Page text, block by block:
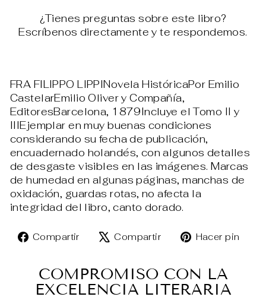
¿Tienes preguntas sobre este libro?
Escríbenos directamente y te respondemos.
FRA FILIPPO LIPPINovela HistóricaPor Emilio
CastelarEmilio Oliver y Compañía,
EditoresBarcelona, 1879Incluye el Tomo II y
IIIEjemplar en muy buenas condiciones
considerando su fecha de publicación,
encuadernado holandés, con algunos detalles
de desgaste visibles en las imágenes. Marcas
de humedad en algunas páginas, manchas de
oxidación, guardas rotas, no afecta la
integridad del libro, canto dorado.
Compartir
Compartir
Compartir
TuitearHacer pin
COMPROMISO CON LA
EXCELENCIA LITERARIA